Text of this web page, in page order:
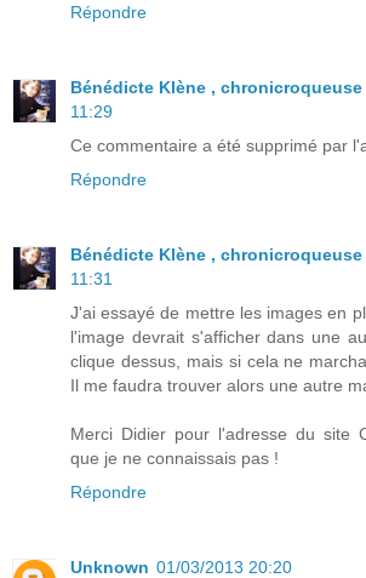
Répondre
Bénédicte Klène , chronicroqueuse
11:29
Ce commentaire a été supprimé par
Répondre
Bénédicte Klène , chronicroqueuse
11:31
J'ai essayé de mettre les images en
l'image devrait s'afficher dans une
clique dessus, mais si cela ne
Il me faudra trouver alors une autre
Merci Didier pour l'adresse du site
que je ne connaissais pas !
Répondre
Unknown 01/03/2013 20:20